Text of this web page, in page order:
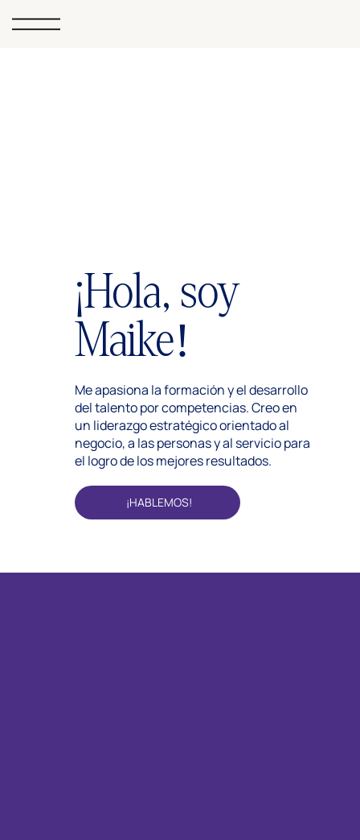
¡Hola, soy
Maike!
Me apasiona la formación y el desarrollo
del talento por competencias. Creo en
un liderazgo estratégico orientado al
negocio, a las personas y al servicio para
el logro de los mejores resultados.
¡HABLEMOS!